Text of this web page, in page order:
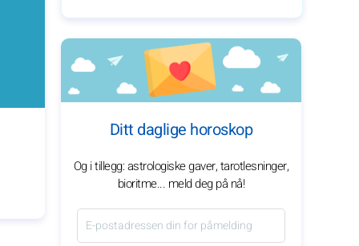
Ditt daglige horoskop
Og i tillegg: astrologiske gaver, tarotlesninger,
bioritme... meld deg på nå!